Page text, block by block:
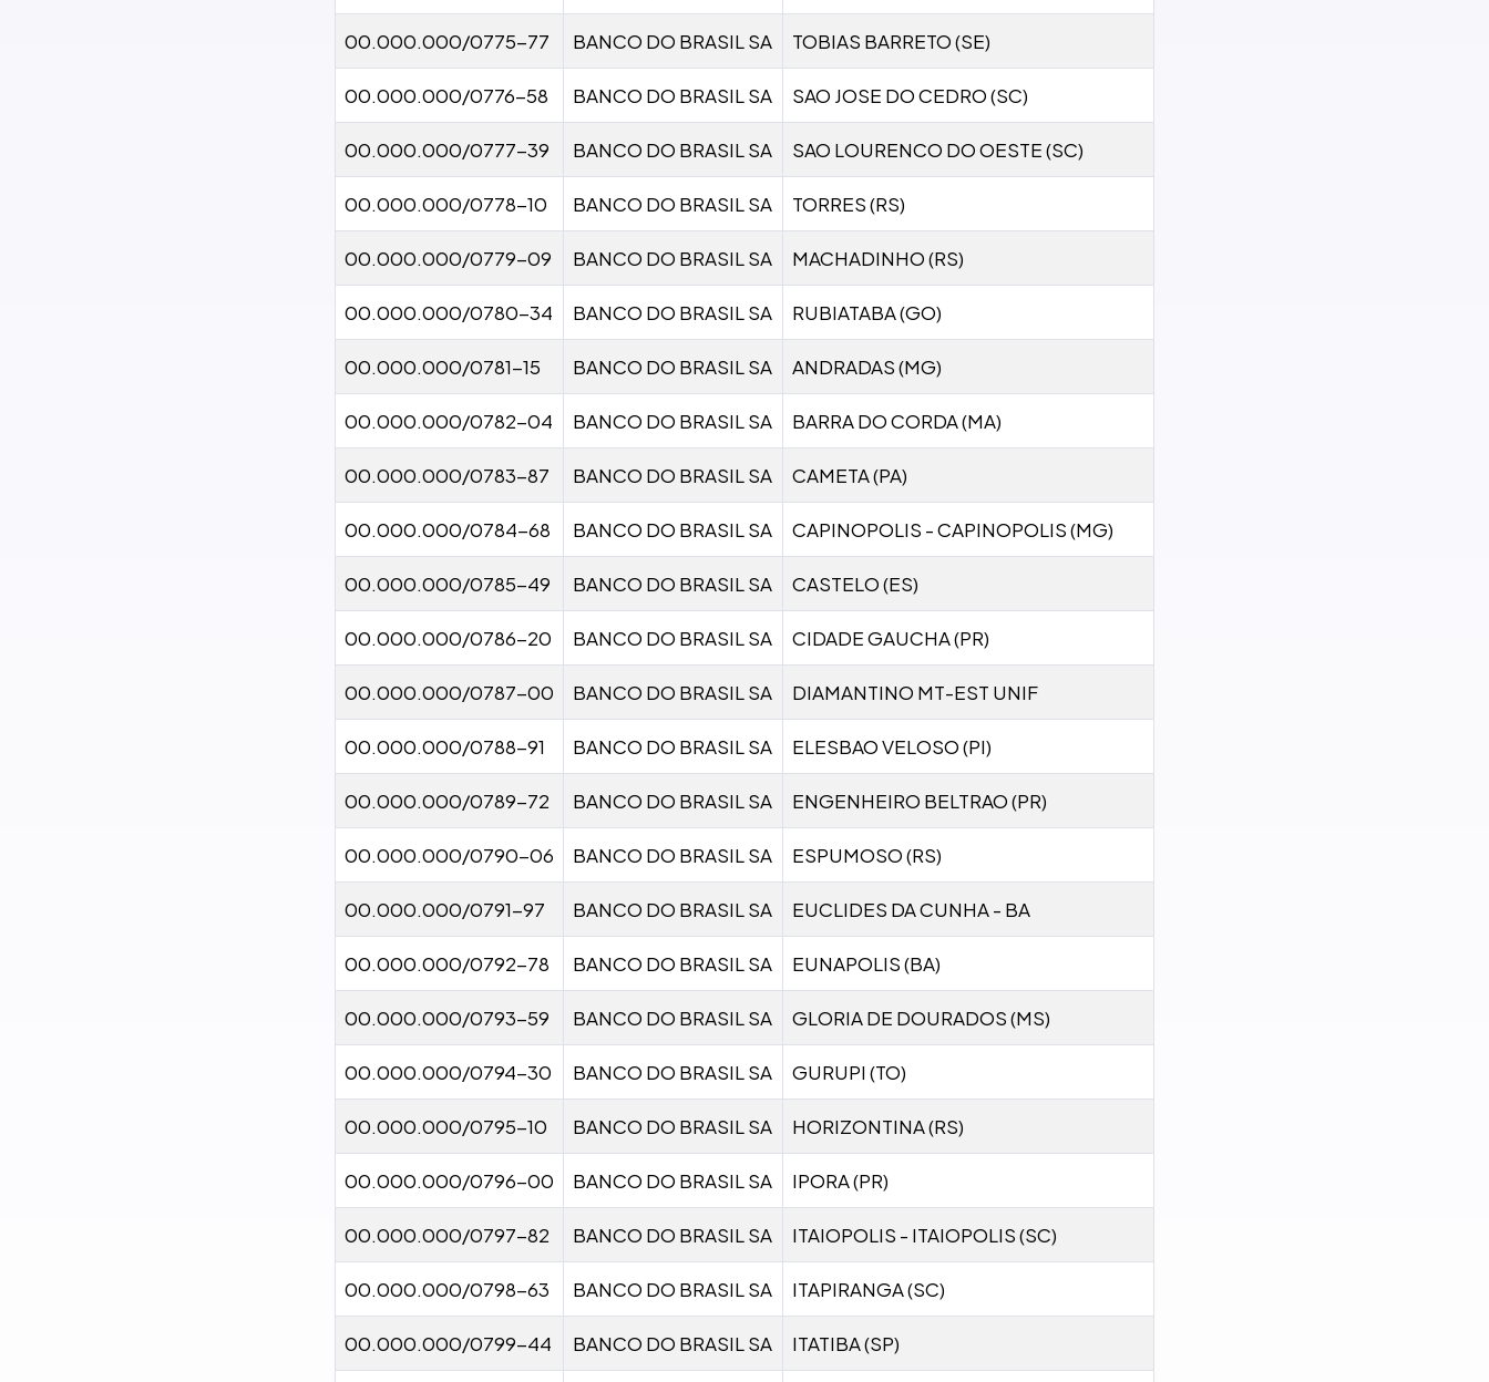
00.000.000/0775-77 BANCO DO BRASIL SA TOBIAS BARRETO (SE)
00.000.000/0776-58 BANCO DO BRASIL SA SAO JOSE DO CEDRO (SC)
00.000.000/0777-39 BANCO DO BRASIL SA SAO LOURENCO DO OESTE (SC)
00.000.000/0778-10 BANCO DO BRASIL SA TORRES (RS)
00.000.000/0779-09 BANCO DO BRASIL SA MACHADINHO (RS)
00.000.000/0780-34 BANCO DO BRASIL SA RUBIATABA (GO)
00.000.000/0781-15 BANCO DO BRASIL SA ANDRADAS (MG)
00.000.000/0782-04 BANCO DO BRASIL SA BARRA DO CORDA (MA)
00.000.000/0783-87 BANCO DO BRASIL SA CAMETA (PA)
00.000.000/0784-68 BANCO DO BRASIL SA CAPINOPOLIS - CAPINOPOLIS (MG)
00.000.000/0785-49 BANCO DO BRASIL SA CASTELO (ES)
00.000.000/0786-20 BANCO DO BRASIL SA CIDADE GAUCHA (PR)
00.000.000/0787-00 BANCO DO BRASIL SA DIAMANTINO MT-EST UNIF
00.000.000/0788-91 BANCO DO BRASIL SA ELESBAO VELOSO (PI)
00.000.000/0789-72 BANCO DO BRASIL SA ENGENHEIRO BELTRAO (PR)
00.000.000/0790-06 BANCO DO BRASIL SA ESPUMOSO (RS)
00.000.000/0791-97 BANCO DO BRASIL SA EUCLIDES DA CUNHA - BA
00.000.000/0792-78 BANCO DO BRASIL SA EUNAPOLIS (BA)
00.000.000/0793-59 BANCO DO BRASIL SA GLORIA DE DOURADOS (MS)
00.000.000/0794-30 BANCO DO BRASIL SA GURUPI (TO)
00.000.000/0795-10 BANCO DO BRASIL SA HORIZONTINA (RS)
00.000.000/0796-00 BANCO DO BRASIL SA IPORA (PR)
00.000.000/0797-82 BANCO DO BRASIL SA ITAIOPOLIS - ITAIOPOLIS (SC)
00.000.000/0798-63 BANCO DO BRASIL SA ITAPIRANGA (SC)
00.000.000/0799-44 BANCO DO BRASIL SA ITATIBA (SP)